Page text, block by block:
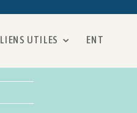
LIENS UTILES ENT